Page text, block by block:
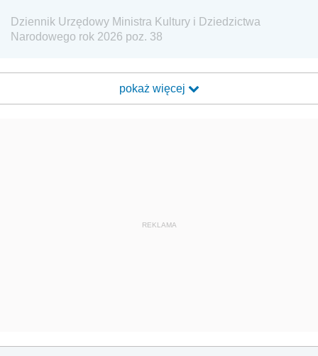
Dziennik Urzędowy Ministra Kultury i Dziedzictwa
Narodowego rok 2026 poz. 38
pokaż więcej
REKLAMA